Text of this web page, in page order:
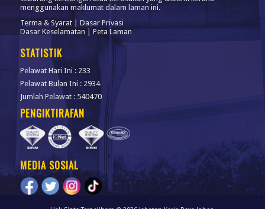
menggunakan maklumat dalam laman ini.
Terma & Syarat| Dasar Privasi
Dasar Keselamatan
Peta Laman
STATISTIK
Pelawat Hari Ini : 233
Pelawat Bulan Ini : 2934
Jumlah Pelawat : 540470
PENGIKTIRAFAN
MEDIA SOSIAL